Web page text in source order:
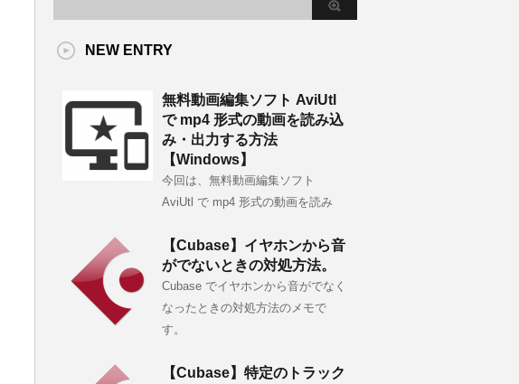
NEW ENTRY
無料動画編集ソフト AviUtl
で mp4 形式の動画を読み込
み・出力する方法
【Windows】
今回は、無料動画編集ソフト
AviUtl で mp4 形式の動画を読み
【Cubase】イヤホンから音
がでないときの対処方法。
Cubase でイヤホンから音がでなく
なったときの対処方法のメモで
す。
【Cubase】特定のトラック